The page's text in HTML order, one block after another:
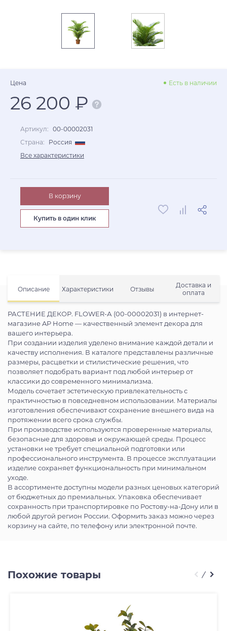
Описание Характеристики Отзывы
Доставка и
оплата
РАСТЕНИЕ ДЕКОР. FLOWER-А (00-00002031) в интернет-
магазине AP Home — качественный элемент декора для
вашего интерьера.
При создании изделия уделено внимание каждой детали и
качеству исполнения. В каталоге представлены различные
размеры, расцветки и стилистические решения, что
позволяет подобрать вариант под любой интерьер от
классики до современного минимализма.
Модель сочетает эстетическую привлекательность с
практичностью в повседневном использовании. Материалы
изготовления обеспечивают сохранение внешнего вида на
протяжении всего срока службы.
При производстве используются проверенные материалы,
безопасные для здоровья и окружающей среды. Процесс
установки не требует специальной подготовки или
профессионального инструмента. В процессе эксплуатации
изделие сохраняет функциональность при минимальном
уходе.
В ассортименте доступны модели разных ценовых категорий
от бюджетных до премиальных. Упаковка обеспечивает
сохранность при транспортировке по Ростову-на-Дону или в
любой другой регион России. Оформить заказ можно через
корзину на сайте, по телефону или электронной почте.
Цена Есть в наличии
26 200 ₽
Артикул: 00-00002031
Страна:
Россия
Все характеристики
В корзину
Купить в один клик
Похожие товары